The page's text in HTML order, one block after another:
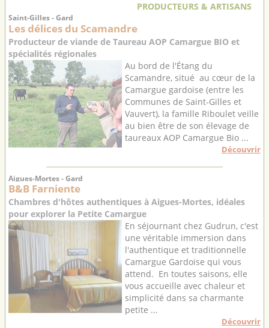
PRODUCTEURS & ARTISANS
Saint-Gilles - Gard
Les délices du Scamandre
Producteur de viande de Taureau AOP Camargue BIO et
spécialités régionales
Au bord de l'Étang du
Scamandre, situé au cœur de la
Camargue gardoise (entre les
Communes de Saint-Gilles et
Vauvert), la famille Riboulet veille
au bien être de son élevage de
taureaux AOP Camargue Bio ...
Découvrir
Aigues-Mortes - Gard
B&B Farniente
Chambres d'hôtes authentiques à Aigues-Mortes, idéales
pour explorer la Petite Camargue
En séjournant chez Gudrun, c'est
une véritable immersion dans
l'authentique et traditionnelle
Camargue Gardoise qui vous
attend. En toutes saisons, elle
vous accueille avec chaleur et
simplicité dans sa charmante
petite ...
Découvrir